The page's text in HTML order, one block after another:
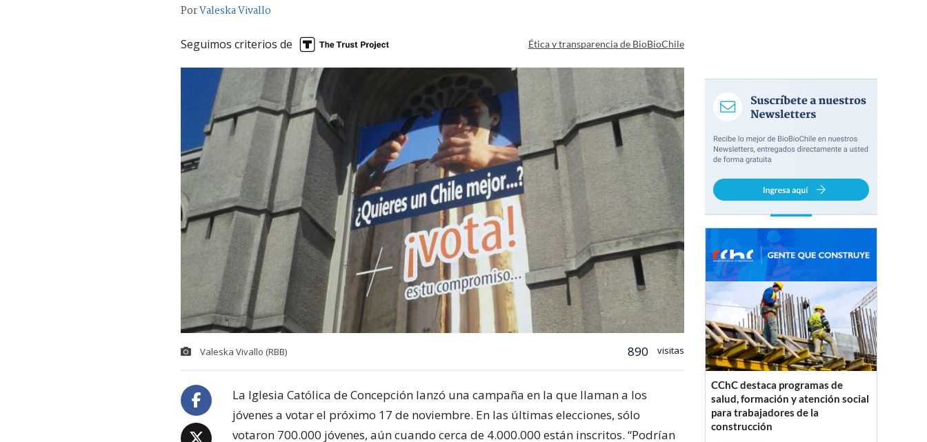
PorValeska Vivallo
Seguimos criterios de Ética y transparencia de BioBioChile
Valeska Vivallo (RBB) 890 visitas
La Iglesia Católica de Concepción lanzó una campaña en la que llaman a los
jóvenes a votar el próximo 17 de noviembre. En las últimas elecciones, sólo
votaron 700.000 jóvenes, aún cuando cerca de 4.000.000 están inscritos. “Podrían
CChC destaca programas de
salud, formación y atención social
para trabajadores de la
construcción